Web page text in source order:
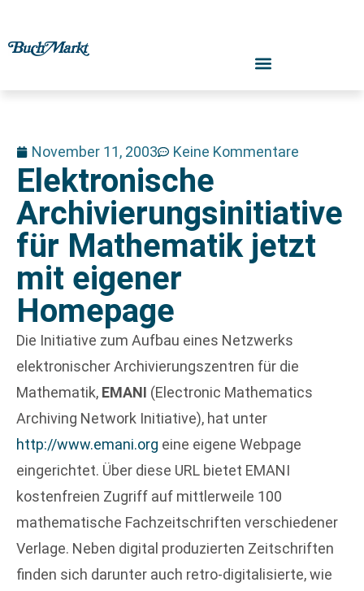
November 11, 2003 Keine Kommentare
Elektronische
Archivierungsinitiative
für Mathematik jetzt
mit eigener
Homepage
Die Initiative zum Aufbau eines Netzwerks
elektronischer Archivierungszentren für die
Mathematik, EMANI (Electronic Mathematics
Archiving Network Initiative), hat unter
http://www.emani.org eine eigene Webpage
eingerichtet. Über diese URL bietet EMANI
kostenfreien Zugriff auf mittlerweile 100
mathematische Fachzeitschriften verschiedener
Verlage. Neben digital produzierten Zeitschriften
finden sich darunter auch retro-digitalisierte, wie